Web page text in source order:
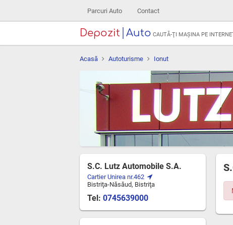
Parcuri Auto Contact
Depozit Auto CAUTĂ-ŢI MAŞINA PE
Acasă Autoturisme Ionut
S.C. Lutz Automobile S.A.
Cartier Unirea nr.462
Bistriţa-Năsăud, Bistriţa
Tel: 0745639000